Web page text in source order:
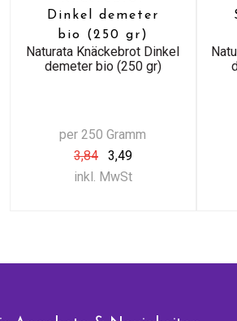
Dinkel demeter
bio (250 gr)
Naturata Knäckebrot Dinkel
demeter bio (250 gr)
per 250 Gramm
3,84
3,49
inkl. MwSt